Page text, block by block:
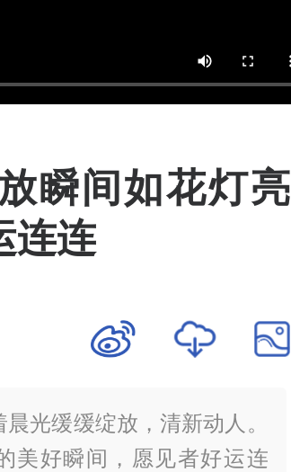
瞬间如花灯亮
连连
光缓缓绽放，清新动人。
美好瞬间，愿见者好运连